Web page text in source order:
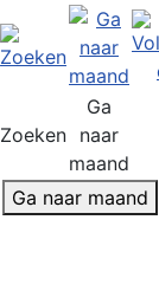
Zoeken
Ga
naar
maand
Ga naar maand